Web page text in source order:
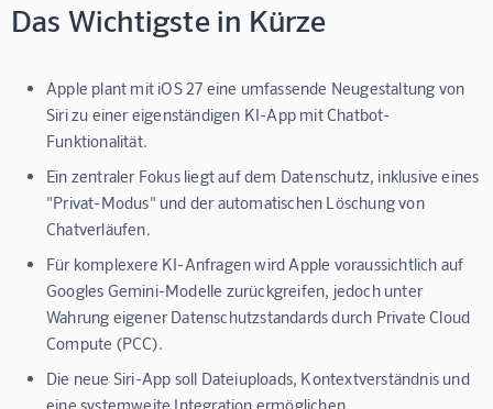
Das Wichtigste in Kürze
Apple plant mit iOS 27 eine umfassende Neugestaltung von
Siri zu einer eigenständigen KI-App mit Chatbot-
Funktionalität.
Ein zentraler Fokus liegt auf dem Datenschutz, inklusive eines
"Privat-Modus" und der automatischen Löschung von
Chatverläufen.
Für komplexere KI-Anfragen wird Apple voraussichtlich auf
Googles Gemini-Modelle zurückgreifen, jedoch unter
Wahrung eigener Datenschutzstandards durch Private Cloud
Compute (PCC).
Die neue Siri-App soll Dateiuploads, Kontextverständnis und